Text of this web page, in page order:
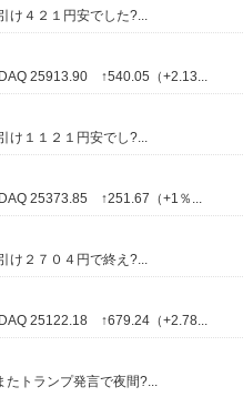
け４２１円安でした?...
25913.90 ↑540.05（+2.13...
け１１２１円安でし?...
25373.85 ↑251.67（+1％...
け２７０４円で終え?...
25122.18 ↑679.24（+2.78...
たトランプ発言で夜間?...